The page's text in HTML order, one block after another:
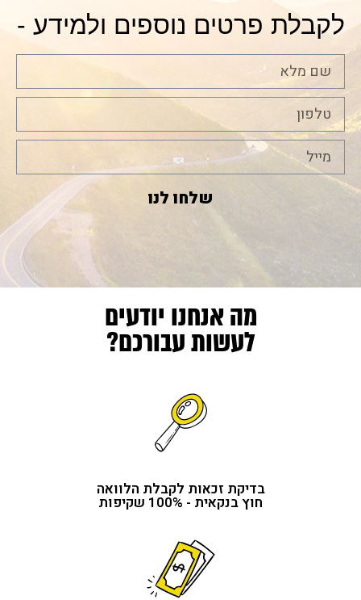
פרטים נוספים ולמידע -
שלחו לנו
מה אנחנו יודעים
לעשות עבורכם?
בדיקת זכאות לקבלת הלוואה
חוץ בנקאית - 100% שקיפות